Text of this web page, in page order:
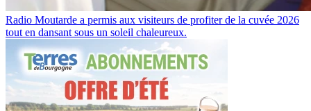
Radio Moutarde a permis aux visiteurs de profiter de la cuvée 2026
tout en dansant sous un soleil chaleureux.